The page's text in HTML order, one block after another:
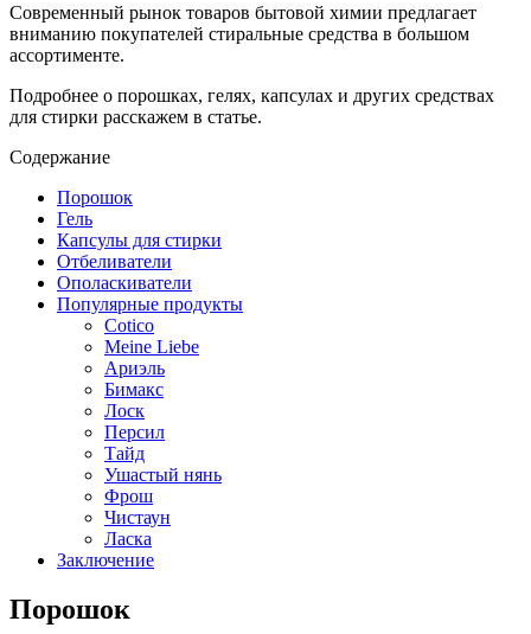
Современный рынок товаров бытовой химии предлагает
вниманию покупателей стиральные средства в большом
ассортименте.
Подробнее о порошках, гелях, капсулах и других средствах
для стирки расскажем в статье.
Содержание
Порошок
Гель
Капсулы для стирки
Отбеливатели
Ополаскиватели
Популярные продукты
Cotico
Meine Liebe
Ариэль
Бимакс
Лоск
Персил
Тайд
Ушастый нянь
Фрош
Чистаун
Ласка
Заключение
Порошок